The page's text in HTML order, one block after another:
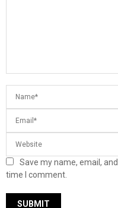
Save my name, email,
time I comment.